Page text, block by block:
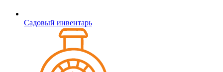
Садовый инвентарь